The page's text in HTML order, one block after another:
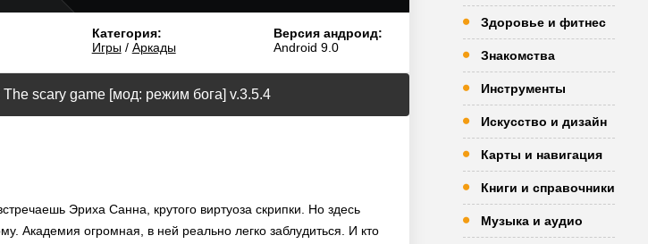
Категория:
Игры/ Аркады
Версия андроид:
Android 9.0
scary game [мод: режим бога] v.3.5.4
Эриха Санна, крутого виртуоза скрипки. Но здесь
Академия огромная, в ней реально легко заблудиться. И кто
Здоровье и фитнес
Знакомства
Инструменты
Искусство и дизайн
Карты и навигация
Книги и справочники
Музыка и аудио